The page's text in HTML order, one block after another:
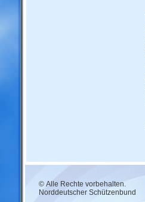
© Alle Rechte vorbehalten.
Norddeutscher Schützenbund